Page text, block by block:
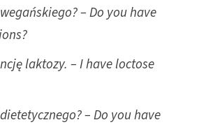
– Do you have
laktozy. – I have loctose
– Do you have